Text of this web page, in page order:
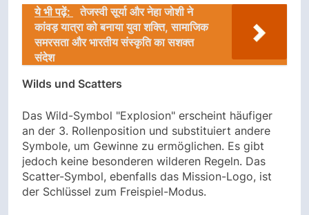
ये भी पढ़ें:
तेजस्वी सूर्या और नेहा जोशी ने
कांवड़ यात्रा को बनाया युवा शक्ति, सामाजिक
समरसता और भारतीय संस्कृति का सशक्त
संदेश
Wilds und Scatters
Das Wild-Symbol "Explosion" erscheint häufiger
an der 3. Rollenposition und substituiert andere
Symbole, um Gewinne zu ermöglichen. Es gibt
jedoch keine besonderen wilderen Regeln. Das
Scatter-Symbol, ebenfalls das Mission-Logo, ist
der Schlüssel zum Freispiel-Modus.